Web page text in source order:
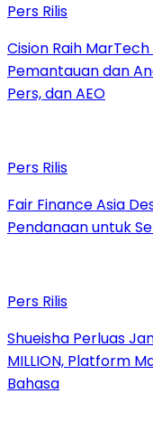
Pers Rilis
Cision Raih
Pemantauan dan
Pers, dan AEO
Pers Rilis
Fair Finance Asia
Pendanaan untuk
Pers Rilis
Shueisha Perluas
MILLION, Platform
Bahasa